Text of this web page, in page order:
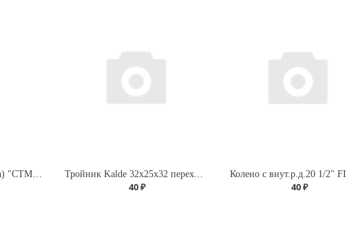
Тройник Kalde 32х25х32 переходной для полипропиленовых труб
40 ₽
Колено с внут.р.д.20 1/2"
40 ₽